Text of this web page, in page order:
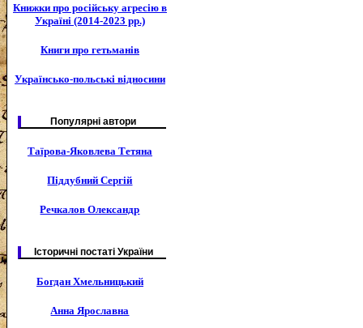
Книжки про російську агресію в
Україні (2014-2023 рр.)
Книги про гетьманів
Українсько-польські відносини
Популярні автори
Таїрова-Яковлева Тетяна
Піддубний Сергій
Речкалов Олександр
Історичні постаті України
Богдан Хмельницький
Анна Ярославна